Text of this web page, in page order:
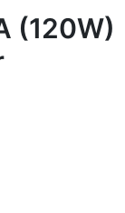
(120W)